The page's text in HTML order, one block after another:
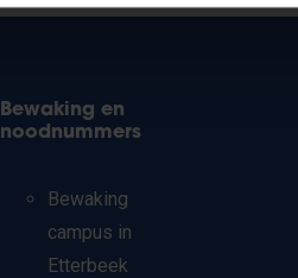
Bewaking en
noodnummers
Bewaking
campus in
Etterbeek